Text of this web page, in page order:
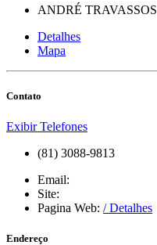
ANDRÉ TRAVASSOS
Detalhes
Mapa
Contato
Exibir Telefones
(81) 3088-9813
Email:
Site:
Pagina Web: / Detalhes
Endereço